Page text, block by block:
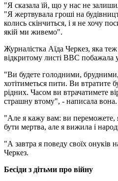
"Я сказала їй, що у нас не
"Я жертвувала гроші на
колись скінчиться, і я не хочу
якій ми живемо".
Журналістка Аїда Черкез, яка
відкритому листі ВВС побажала
"Ви будете голодними,
хотітиметься пити. Ви втратите
рідних. Часом ви втрачатимете
страшну втому", - написала вона.
"Але я кажу вам: ви переможете,
бути мертва, але я вижила і
"А завтра я поведу своїх онуків
Черкез.
Бесіди з дітьми про війну